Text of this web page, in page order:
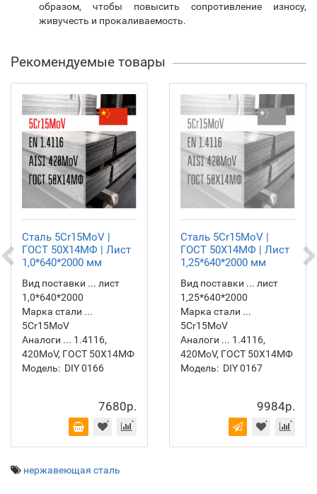
образом, чтобы повысить сопротивление износу,
живучесть и прокаливаемость.
Рекомендуемые товары
Сталь 5Cr15MoV |
ГОСТ 50Х14МФ | Лист
1,0*640*2000 мм
Вид поставки ... лист
1,0*640*2000
Марка стали ...
5Cr15MoV
Аналоги ... 1.4116,
420MoV, ГОСТ 50Х14МФ
Модель: DIY 0166
7680р.
Сталь 5Cr15MoV |
ГОСТ 50Х14МФ | Лист
1,25*640*2000 мм
Вид поставки ... лист
1,25*640*2000
Марка стали ...
5Cr15MoV
Аналоги ... 1.4116,
420MoV, ГОСТ 50Х14МФ
Модель: DIY 0167
9984р.
нержавеющая сталь